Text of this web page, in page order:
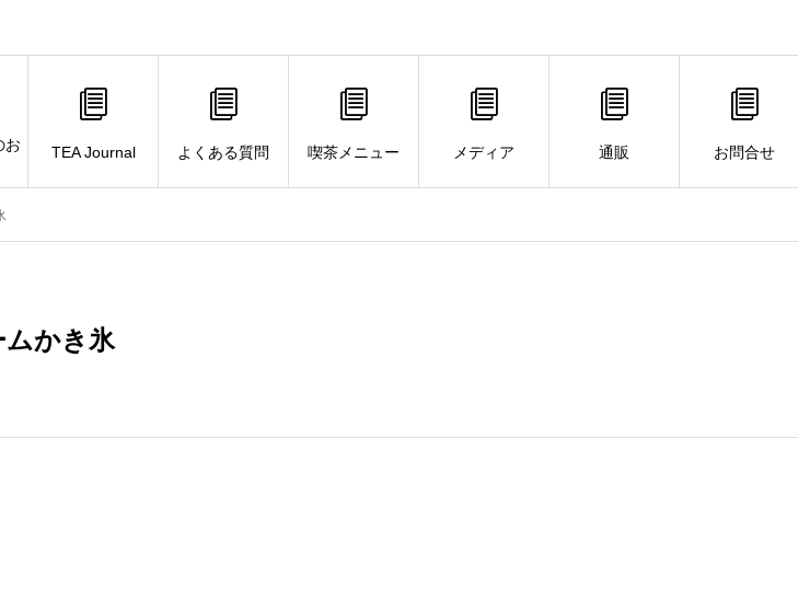
お
TEA Journal よくある質問 喫茶メニュー メディア 通販 お問合せ
ムかき氷